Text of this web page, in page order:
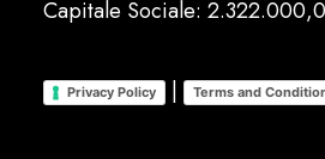
Capitale Sociale:
Privacy Policy | Terms and